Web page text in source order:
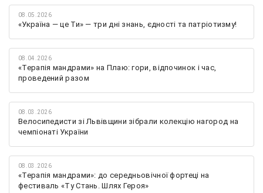
08.05.2026
«Україна — це Ти» — три дні знань, єдності та патріотизму!
08.04.2026
«Терапія мандрами» на Плаю: гори, відпочинок і час,
проведений разом
08.03.2026
Велосипедисти зі Львівщини зібрали колекцію нагород на
чемпіонаті України
08.03.2026
«Терапія мандрами»: до середньовічної фортеці на
фестиваль «Ту Стань. Шлях Героя»